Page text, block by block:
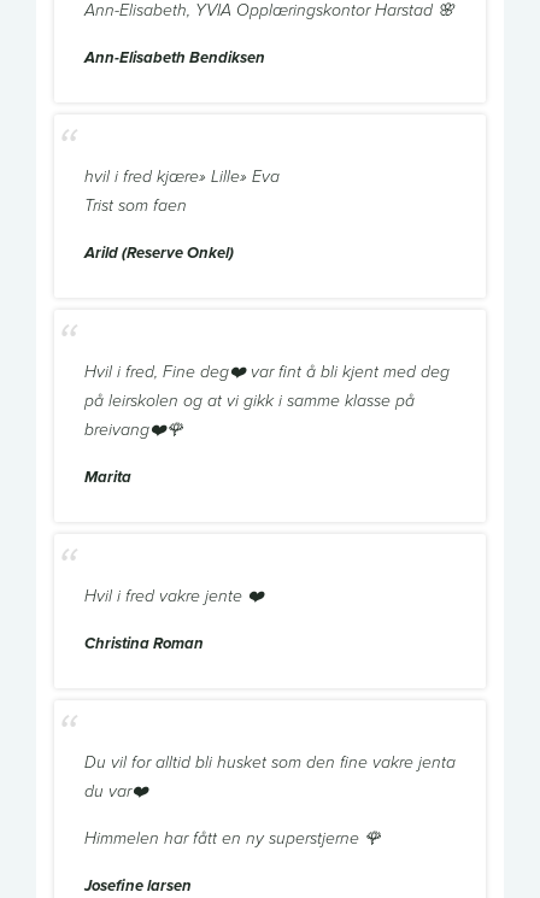
Ann-Elisabeth, YVIA Opplæringskontor Harstad 🌸
Ann-Elisabeth Bendiksen
hvil i fred kjære» Lille» Eva
Trist som faen
Arild (Reserve Onkel)
Hvil i fred, Fine deg❤️ var fint å bli kjent med deg
på leirskolen og at vi gikk i samme klasse på
breivang❤️🌹
Marita
Hvil i fred vakre jente ❤️
Christina Roman
Du vil for alltid bli husket som den fine vakre jenta
du var❤️
Himmelen har fått en ny superstjerne 🌹
Josefine larsen